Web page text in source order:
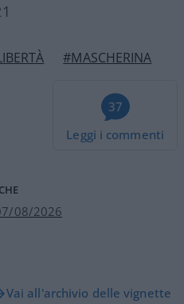
#MASCHERINA
37
Leggi i commenti
08/2026
Vai all'archivio delle vignette